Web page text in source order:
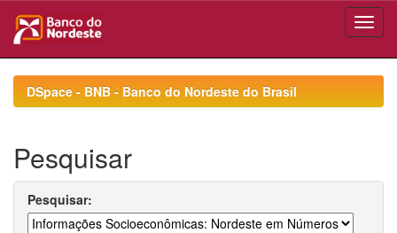
navigationDSpace - BNB - Banco do Nordeste do Brasil
Pesquisar
Pesquisar: